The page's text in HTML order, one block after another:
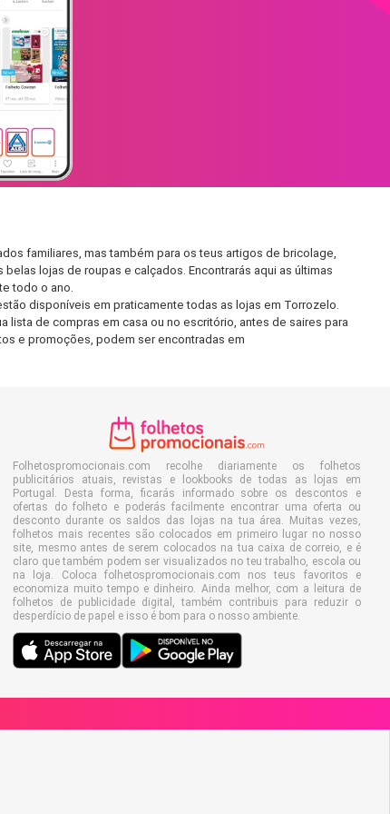
familiares, mas também para os teus artigos de bricolage,
lojas de roupas e calçados. Encontrarás aqui as últimas
todo o ano.
disponíveis em praticamente todas as lojas em Torrozelo.
de compras em casa ou no escritório, antes de saires para
e promoções, podem ser encontradas em
Folhetospromocionais.com recolhe diariamente os folhetos
publicitários atuais, revistas e lookbooks de todas as lojas em
Portugal. Desta forma, ficarás informado sobre os descontos e
ofertas do folheto e poderás facilmente encontrar uma oferta ou
desconto durante os saldos das lojas na tua área. Muitas vezes,
folhetos mais recentes são colocados em primeiro lugar no nosso
site, mesmo antes de serem colocados na tua caixa de correio, e é
claro que também podem ser visualizados no teu trabalho, escola ou
na loja. Coloca folhetospromocionais.com nos teus favoritos e
economiza muito tempo e dinheiro. Ainda melhor, com a leitura de
folhetos de publicidade digital, também contribuis para reduzir o
desperdício de papel e isso é bom para o nosso ambiente.